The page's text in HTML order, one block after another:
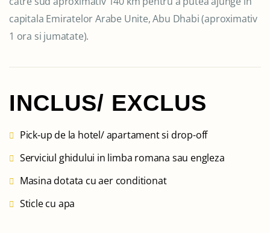
capitala Emiratelor Arabe Unite, Abu Dhabi (aproximativ
1 ora si jumatate).
INCLUS/ EXCLUS
Pick-up de la hotel/ apartament si drop-off
Serviciul ghidului in limba romana sau engleza
Masina dotata cu aer conditionat
Sticle cu apa